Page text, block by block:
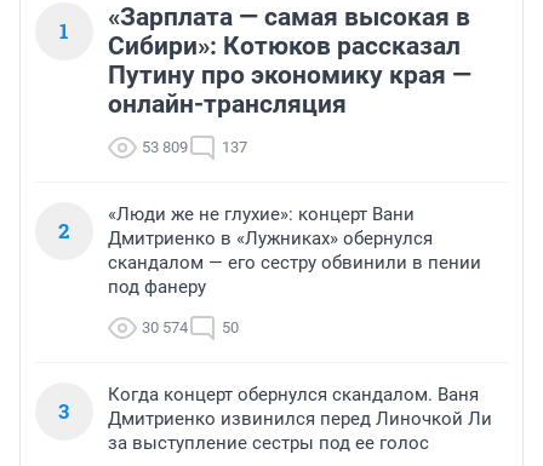
1
«Зарплата — самая высокая в
Сибири»: Котюков рассказал
Путину про экономику края —
онлайн-трансляция
53 809 137
2
«Люди же не глухие»: концерт Вани
Дмитриенко в «Лужниках» обернулся
скандалом — его сестру обвинили в пении
под фанеру
30 574 50
3
Когда концерт обернулся скандалом. Ваня
Дмитриенко извинился перед Линочкой Ли
за выступление сестры под ее голос